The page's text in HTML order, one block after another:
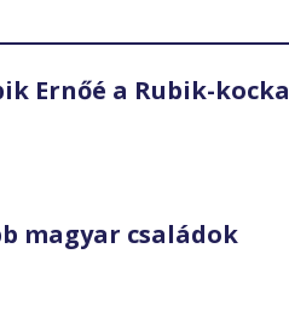
Ernőé a Rubik-kocka
magyar családok